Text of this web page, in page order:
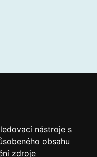
nástroje s
obsahu
zdroje